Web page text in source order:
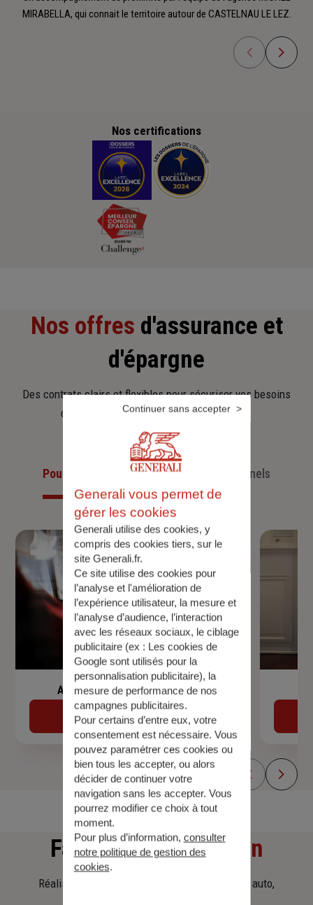
MIRABELLA, qui connait le territoire autour de CASTELNAU LE LEZ.
Nos certifications
Nos offres d'assurance et
d'épargne
Des contrats clairs et flexibles pour sécuriser vos besoins
d’aujourd’hui et anticiper ceux de demain.
Pour les particuliersPour les professionnels
Assurance de prêt immobilier
Découvrir
Faitesune simulation
Réalisez une simulation tarifaire d'assurance, auto,
Generali vous permet de
gérer les cookies
Generali utilise des cookies, y
compris des cookies tiers, sur le
site Generali.fr.
Ce site utilise des cookies pour
l’analyse et l'amélioration de
l’expérience utilisateur, la mesure et
l’analyse d’audience, l’interaction
avec les réseaux sociaux, le ciblage
publicitaire (ex : Les cookies de
Google sont utilisés pour la
personnalisation publicitaire), la
mesure de performance de nos
campagnes publicitaires.
Pour certains d’entre eux, votre
consentement est nécessaire. Vous
pouvez paramétrer ces cookies ou
bien tous les accepter, ou alors
décider de continuer votre
navigation sans les accepter. Vous
pourrez modifier ce choix à tout
moment.
Pour plus d’information, consulter
notre politique de gestion des
cookies.
Continuer sans accepter